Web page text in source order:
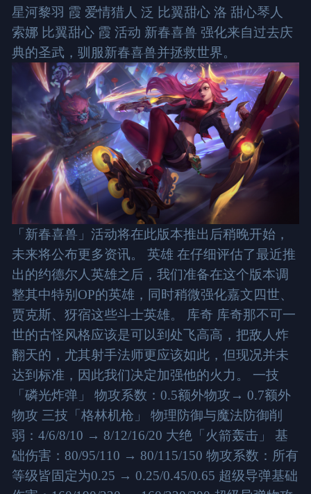
星河黎羽 霞 爱情猎人 泛 比翼甜心 洛 甜心琴人
索娜 比翼甜心 霞 活动 新春喜兽 强化来自过去庆
典的圣武，驯服新春喜兽并拯救世界。
「新春喜兽」活动将在此版本推出后稍晚开始，
未来将公布更多资讯。 英雄 在仔细评估了最近推
出的约德尔人英雄之后，我们准备在这个版本调
整其中特别OP的英雄，同时稍微强化嘉文四世、
贾克斯、犽宿这些斗士英雄。 库奇 库奇那不可一
世的古怪风格应该是可以到处飞高高，把敌人炸
翻天的，尤其射手法师更应该如此，但现况并未
达到标准，因此我们决定加强他的火力。 一技
「磷光炸弹」 物攻系数：0.5额外物攻→ 0.7额外
物攻 三技「格林机枪」 物理防御与魔法防御削
弱：4/6/8/10 → 8/12/16/20 大绝「火箭轰击」 基
础伤害：80/95/110 → 80/115/150 物攻系数：所有
等级皆固定为0.25 → 0.25/0.45/0.65 超级导弹基础